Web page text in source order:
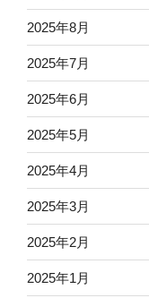
2025年8月
2025年7月
2025年6月
2025年5月
2025年4月
2025年3月
2025年2月
2025年1月